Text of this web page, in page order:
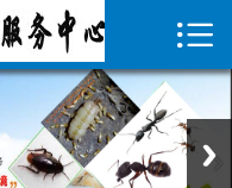
 首页
关于我们
案例展示
